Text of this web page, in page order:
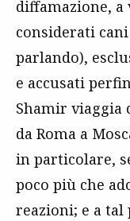
diffamazione,
considerati
parlando),
e accusati
Shamir viaggia
da Roma a
in particolare,
poco più che
reazioni; e a tal